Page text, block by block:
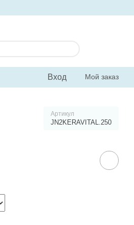
Вход Мой заказ
Артикул
JN2KERAVITAL.250